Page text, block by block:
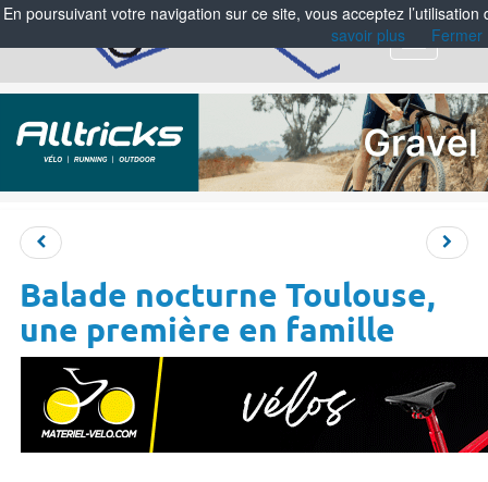
Menu
Balade nocturne Toulouse,
une première en famille
En poursuivant votre navigation sur ce site, vous acceptez
savoir plus
Fermer